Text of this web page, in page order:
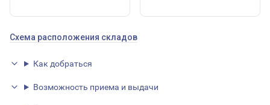
Схема расположения складов
Как добраться
Возможность приема и выдачи